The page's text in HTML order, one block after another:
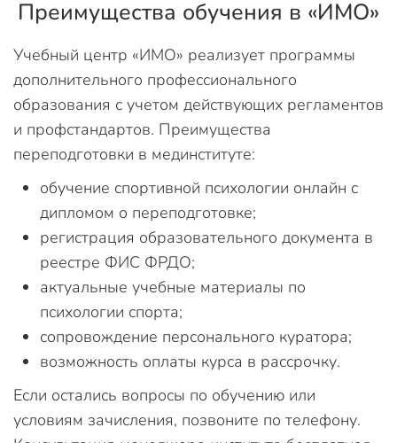
Преимущества обучения в «ИМО»
Учебный центр «ИМО» реализует программы
дополнительного профессионального
образования с учетом действующих регламентов
и профстандартов. Преимущества
переподготовки в мединституте:
обучение спортивной психологии онлайн с
дипломом о переподготовке;
регистрация образовательного документа в
реестре ФИС ФРДО;
актуальные учебные материалы по
психологии спорта;
сопровождение персонального куратора;
возможность оплаты курса в рассрочку.
Если остались вопросы по обучению или
условиям зачисления, позвоните по телефону.